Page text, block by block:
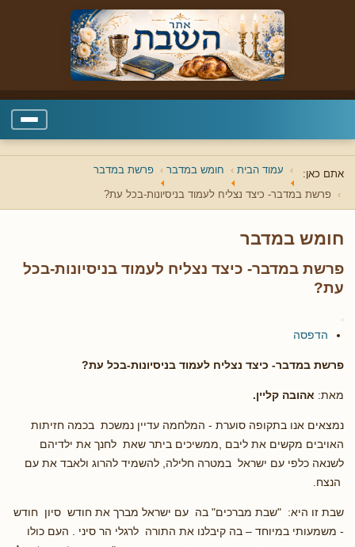
אתם כאן: עמוד הבית חומש במדבר פרשת במדבר
פרשת במדבר- כיצד נצליח לעמוד בניסיונות-בכל עת?
חומש במדבר
פרשת במדבר- כיצד נצליח לעמוד בניסיונות-בכל
עת?
הדפסה
פרשת במדבר- כיצד נצליח לעמוד בניסיונות-בכל עת?
מאת: אהובה קליין.
נמצאים אנו בתקופה סוערת - המלחמה עדיין נמשכת בכמה חזיתות
האויבים מקשים את ליבם ,ממשיכים ביתר שאת לחנך את ילדיהם
לשנאה כלפי עם ישראל במטרה חלילה, להשמיד להרוג ולאבד את עם
הנצח.
שבת זו היא: "שבת מברכים" בה עם ישראל מברך את חודש סיון חודש
- משמעותי במיוחד – בה קיבלנו את התורה לרגלי הר סיני . העם כולו